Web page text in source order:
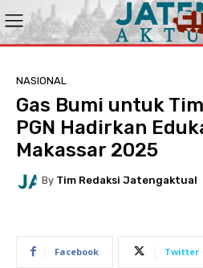
NASIONAL
Gas Bumi untuk
PGN Hadirkan
Makassar 2025
By Tim Redaksi Jatengaktual
Facebook Twitter